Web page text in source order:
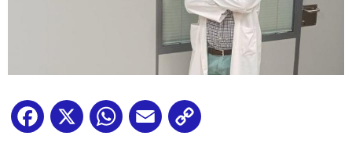
Facebook
X WhatsApp
Email